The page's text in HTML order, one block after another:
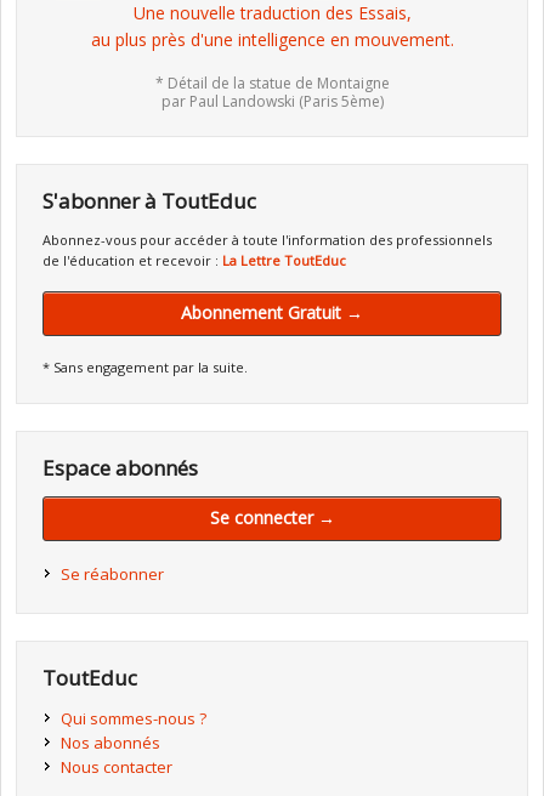
Une nouvelle traduction des Essais,
au plus près d'une intelligence en mouvement.
* Détail de la statue de Montaigne
par Paul Landowski (Paris 5ème)
S'abonner à ToutEduc
Abonnez-vous pour accéder à toute l'information des professionnels
de l'éducation et recevoir : La Lettre ToutEduc
Abonnement Gratuit →
* Sans engagement par la suite.
Espace abonnés
Se connecter →
Se réabonner
ToutEduc
Qui sommes-nous ?
Nos abonnés
Nous contacter